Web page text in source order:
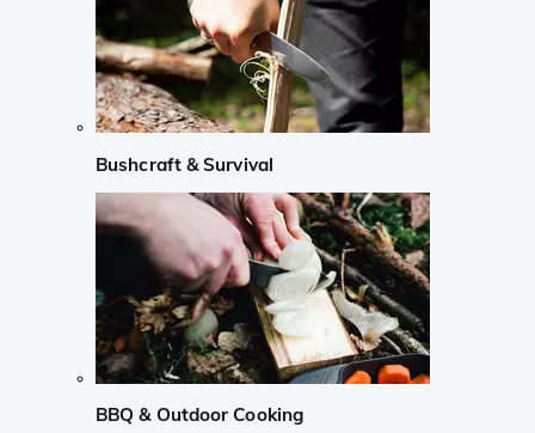
Bushcraft & Survival
BBQ & Outdoor Cooking